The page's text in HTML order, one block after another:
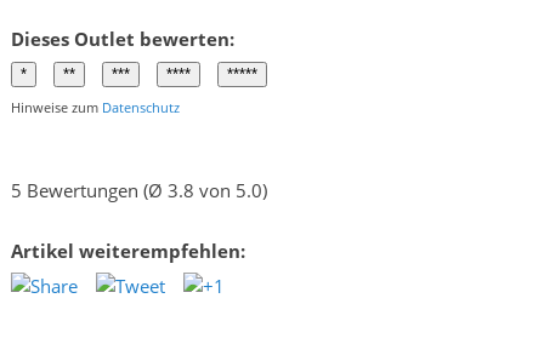
Dieses Outlet bewerten:
Hinweise zum Datenschutz
5 Bewertungen (Ø 3.8 von 5.0)
Artikel weiterempfehlen: